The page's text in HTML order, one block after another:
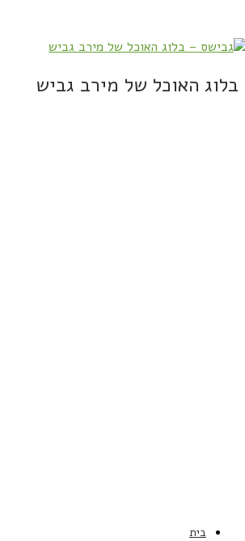
בלוג האוכל של מירב גביש
בית